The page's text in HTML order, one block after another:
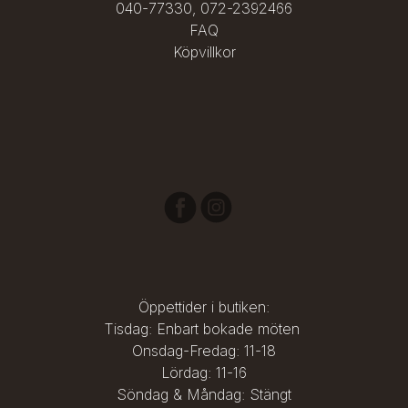
Tigeröga är en skyddande sten med harmoniserande energi
som beskyddar haven och ser till att de består, friska och
040-77330 072-2392466
FAQ
Köpvillkor
Öppettider i butiken:
Tisdag: Enbart bokade möten
Onsdag-Fredag: 11-18
Lördag: 11-16
Söndag & Måndag: Stängt